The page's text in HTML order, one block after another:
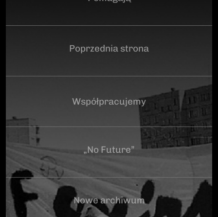
Poprzednia strona
Współpracujemy
„No Future”
Nowe archiwum